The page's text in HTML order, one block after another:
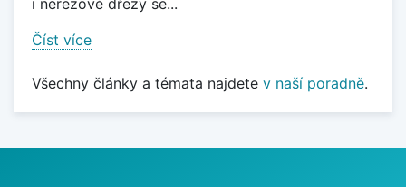
Číst více
Všechny články a témata najdete v naší poradně.